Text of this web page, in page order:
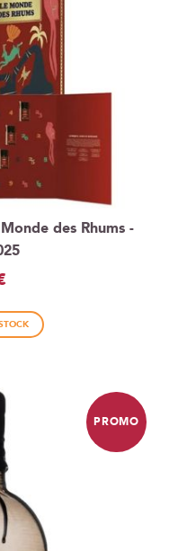
des Rhums -
PROMO